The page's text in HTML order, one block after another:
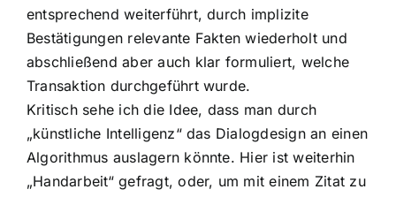
entsprechend weiterführt, durch implizite
Bestätigungen relevante Fakten wiederholt und
abschließend aber auch klar formuliert, welche
Transaktion durchgeführt wurde.
Kritisch sehe ich die Idee, dass man durch
„künstliche Intelligenz“ das Dialogdesign an einen
Algorithmus auslagern könnte. Hier ist weiterhin
„Handarbeit“ gefragt, oder, um mit einem Zitat zu